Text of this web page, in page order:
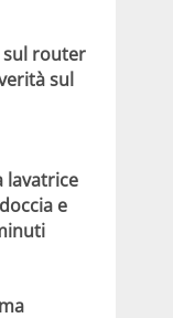
sul router
sul
lavatrice
e